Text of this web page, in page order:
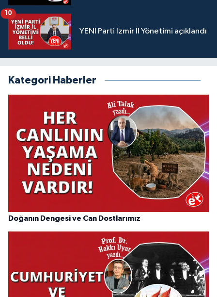
YENİ Parti İzmir İl Yönetimi açıklandı
10
Kategori Haberler
Doğanın Dengesi ve Can Dostlarımız